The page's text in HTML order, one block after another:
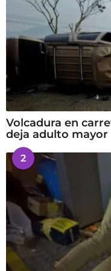
Volcadura en
deja adulto mayor
2